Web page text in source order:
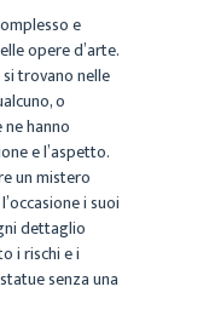
e
opere d’arte.
trovano nelle
o
hanno
e l’aspetto.
un mistero
i suoi
dettaglio
i rischi e i
senza una